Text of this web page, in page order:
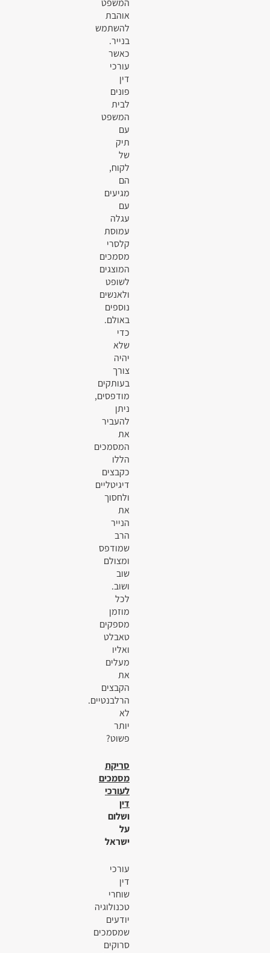
אוהבת
להשתמש
בנייר.
כאשר
עורכי
דין
פונים
לבית
המשפט
עם
תיק
של
לקוח,
הם
מגיעים
עם
עגלה
עמוסת
קלסרי
מסמכים
המוצגים
לשופט
ולאנשים
נוספים
באולם.
כדי
שלא
יהיה
צורך
בעותקים
מודפסים,
ניתן
להעביר
את
המסמכים
הללו
כקבצים
דיגיטליים
ולחסוך
את
הנייר
הרב
שמודפס
ומצולם
שוב
ושוב.
לכל
מוזמן
מספקים
טאבלט
ואליו
מעלים
את
הקבצים
הרלבנטיים.
לא
יותר
פשוט?
סריקת
מסמכים
לעורכי
דין
ושלום
על
ישראל
עורכי
דין
שוחרי
טכנולוגיה
יודעים
שמסמכים
סרוקים